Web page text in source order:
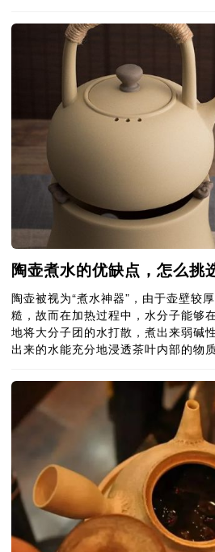
陶壶煮水的优缺点，怎么挑
陶壶被视为“煮水神器”，由于壶壁较
糙，故而在加热过程中，水分子能够
地将大分子团的水打散，煮出来弱碱
出来的水能充分地浸透茶叶内部的物